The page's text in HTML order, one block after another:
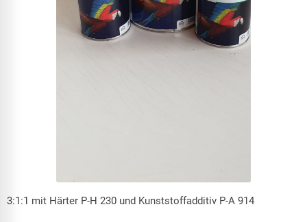
3:1:1 mit Härter P-H 230 und Kunststoffadditiv P-A 914